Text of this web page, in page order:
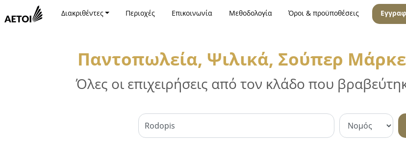
Διακριθέντες Περιοχές Επικοινωνία Μεθοδολογία Όροι & προϋποθέσεις
Παντοπωλεία, Ψιλικά, Σούπερ
Όλες οι επιχειρήσεις από τον κλάδο που